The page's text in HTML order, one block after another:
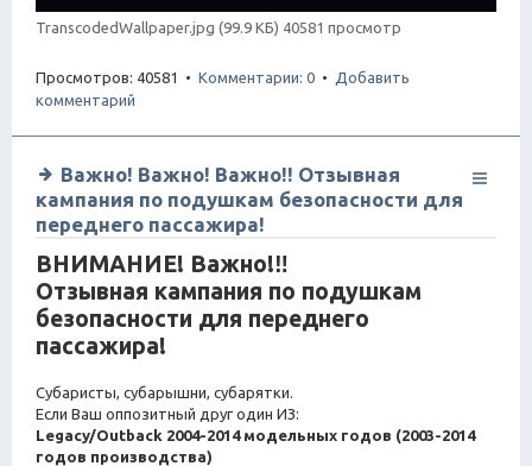
TranscodedWallpaper.jpg (99.9 КБ) 40581 просмотр
Просмотров: 40581 • Комментарии: 0 •
Добавить
комментарий
Важно! Важно! Важно!! Отзывная
кампания по подушкам безопасности для
переднего пассажира!
ВНИМАНИЕ! Важно!‼
Отзывная кампания по подушкам
безопасности для переднего
пассажира!
Субаристы, субарышни, субарятки.
Если Ваш оппозитный друг один ИЗ:
Legacy/Outback 2004-2014 модельных годов (2003-2014
годов производства)